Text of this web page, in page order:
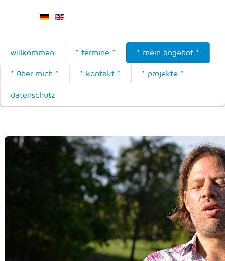
willkommen * termine * * mein angebot *
* über mich * * kontakt * * projekte *
datenschutz